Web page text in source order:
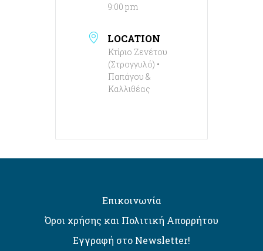
9:00 pm
LOCATION
Κτίριο Ζενέτου
(Στρογγυλό) •
Παπάγου &
Καλλιθέας
Επικοινωνία
Όροι χρήσης και Πολιτική Απορρήτου
Εγγραφή στο Newsletter!